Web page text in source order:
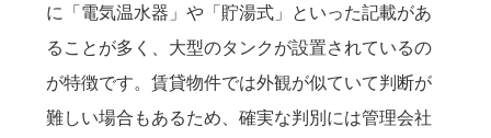
に「電気温水器」や「貯湯式」といった記載があ
ることが多く、大型のタンクが設置されているの
が特徴です。賃貸物件では外観が似ていて判断が
難しい場合もあるため、確実な判別には管理会社